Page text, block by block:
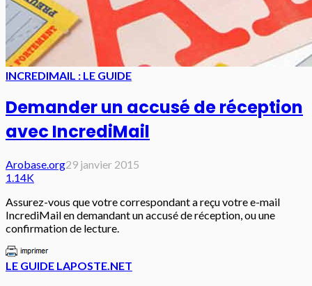
INCREDIMAIL : LE GUIDE
Demander un accusé de réception
avec IncrediMail
Arobase.org29 janvier 2015
1.14K
Assurez-vous que votre correspondant a reçu votre e-mail
IncrediMail en demandant un accusé de réception, ou une
confirmation de lecture.
LE GUIDE LAPOSTE.NET